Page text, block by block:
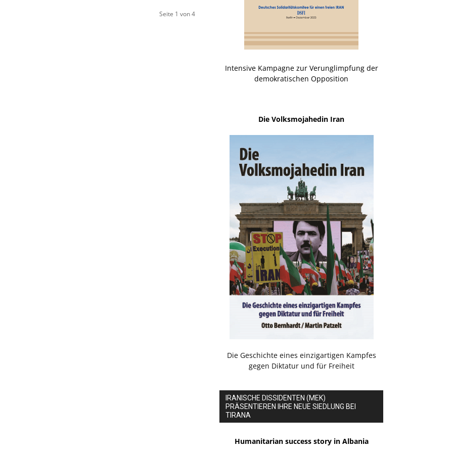
Seite 1 von 4
Intensive Kampagne zur Verunglimpfung der
demokratischen Opposition
Die Volksmojahedin Iran
Die Geschichte eines einzigartigen Kampfes
gegen Diktatur und für Freiheit
IRANISCHE DISSIDENTEN (MEK)
PRÄSENTIEREN IHRE NEUE SIEDLUNG BEI
TIRANA
Humanitarian success story in Albania